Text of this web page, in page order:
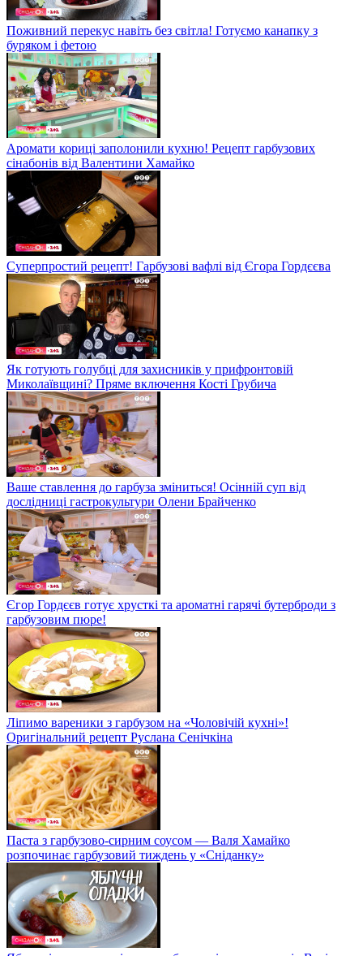
Поживний перекус навіть без світла! Готуємо канапку з
буряком і фетою
Аромати кориці заполонили кухню! Рецепт гарбузових
сінабонів від Валентини Хамайко
Суперпростий рецепт! Гарбузові вафлі від Єгора Гордєєва
Як готують голубці для захисників у прифронтовій
Миколаївщині? Пряме включення Кості Грубича
Ваше ставлення до гарбуза зміниться! Осінній суп від
дослідниці гастрокультури Олени Брайченко
Єгор Гордєєв готує хрусткі та ароматні гарячі бутерброди з
гарбузовим пюре!
Ліпимо вареники з гарбузом на «Чоловічій кухні»!
Оригінальний рецепт Руслана Сенічкіна
Паста з гарбузово-сирним соусом — Валя Хамайко
розпочинає гарбузовий тиждень у «Сніданку»